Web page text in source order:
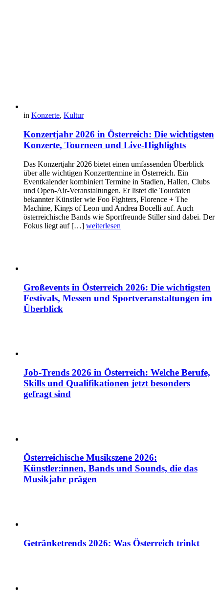
in Konzerte, Kultur
Konzertjahr 2026 in Österreich: Die wichtigsten
Konzerte, Tourneen und Live-Highlights
Das Konzertjahr 2026 bietet einen umfassenden Überblick
über alle wichtigen Konzerttermine in Österreich. Ein
Eventkalender kombiniert Termine in Stadien, Hallen, Clubs
und Open-Air-Veranstaltungen. Er listet die Tourdaten
bekannter Künstler wie Foo Fighters, Florence + The
Machine, Kings of Leon und Andrea Bocelli auf. Auch
österreichische Bands wie Sportfreunde Stiller sind dabei. Der
Fokus liegt auf […] weiterlesen
Großevents in Österreich 2026: Die wichtigsten
Festivals, Messen und Sportveranstaltungen im
Überblick
Job-Trends 2026 in Österreich: Welche Berufe,
Skills und Qualifikationen jetzt besonders
gefragt sind
Österreichische Musikszene 2026:
Künstler:innen, Bands und Sounds, die das
Musikjahr prägen
Getränketrends 2026: Was Österreich trinkt